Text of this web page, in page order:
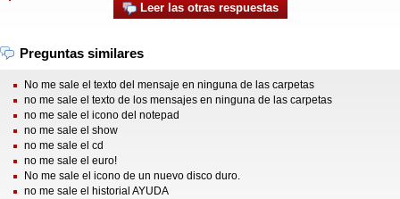
Leer las otras respuestas
Preguntas similares
No me sale el texto del mensaje en ninguna de las carpetas
no me sale el texto de los mensajes en ninguna de las carpetas
no me sale el icono del notepad
no me sale el show
no me sale el cd
no me sale el euro!
No me sale el icono de un nuevo disco duro.
no me sale el historial AYUDA